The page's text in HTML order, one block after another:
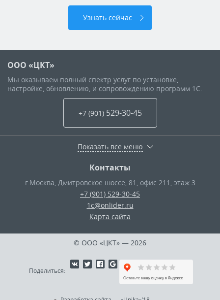
Узнать сейчас
ООО «ЦКТ»
Мы оказываем полный спектр услуг по установке,
настройке, обновлению, и сопровождению программ 1С.
+7 (901) 529-30-45
Показать все меню
Контакты
г.Москва Дмитровское шоссе, 81, офис 211, этаж 3
+7 (901) 529-30-45
1c@onlider.ru
Карта сайта
© ООО «ЦКТ» — 2026
Поделиться: